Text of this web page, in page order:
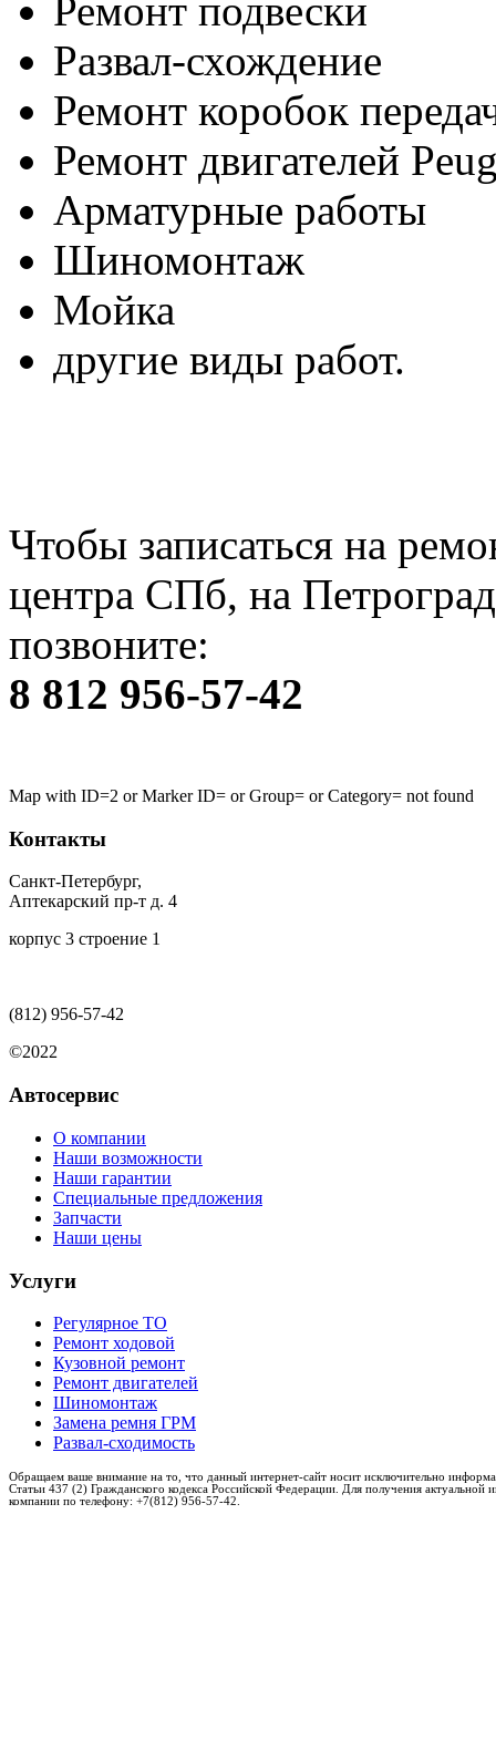
Ремонт подвески
Развал-схождение
Ремонт коробок
Ремонт двигателей
Арматурные работы
Шиномонтаж
Мойка
другие виды работ.
Чтобы записаться на
центра СПб, на
позвоните:
8 812 956-57-42
Map with ID=2 or Marker ID= or Group= or Category= not found
Контакты
Санкт-Петербург,
Аптекарский пр-т д. 4
корпус 3 строение 1
(812) 956-57-42
©2022
Автосервис
О компании
Наши возможности
Наши гарантии
Специальные предложения
Запчасти
Наши цены
Услуги
Регулярное ТО
Ремонт ходовой
Кузовной ремонт
Ремонт двигателей
Шиномонтаж
Замена ремня ГРМ
Развал-сходимость
Обращаем ваше внимание на то, что данный интернет-сайт носит исключительно
Статьи 437 (2) Гражданского кодекса Российской Федерации. Для получения
компании по телефону: +7(812) 956-57-42.